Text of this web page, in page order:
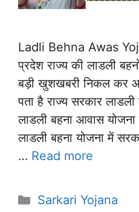
Ladli Behna Awas
प्रदेश राज्य की लाडली
बड़ी खुशखबरी निकल कर
पता है राज्य सरकार
लाडली बहना आवास
लाडली बहना योजना में
… Read more
Categories
Sarkari Yojana